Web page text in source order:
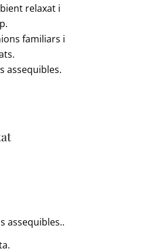
relaxat i
familiars i
assequibles.
assequibles..